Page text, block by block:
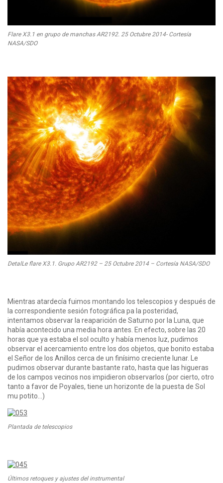
Flare X3.1 en grupo de manchas AR2192. 25 Octubre 2014- Cortesía
NASA/SDO
DetalLe flare X3.1. Grupo AR2192 – 25 Octubre 2014 – Cortesía NASA/SDO
Mientras atardecía fuimos montando los telescopios y después de
la correspondiente sesión fotográfica pa la posteridad,
intentamos observar la reaparición de Saturno por la Luna, que
había acontecido una media hora antes. En efecto, sobre las 20
horas que ya estaba el sol oculto y había menos luz, pudimos
observar el acercamiento entre los dos objetos, que bonito estaba
el Señor de los Anillos cerca de un finísimo creciente lunar. Le
pudimos observar durante bastante rato, hasta que las higueras
de los campos vecinos nos impidieron observarlos (por cierto, otro
tanto a favor de Poyales, tiene un horizonte de la puesta de Sol
mu potito…)
Plantada de telescopios
Últimos retoques y ajustes del instrumental